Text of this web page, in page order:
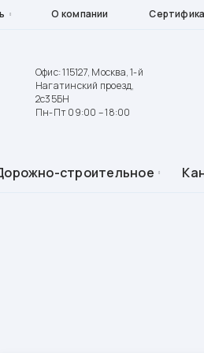
О компании
Офис: 115127, Москва, 1-й
Нагатинский проезд,
2с35БН
Пн-Пт 09:00 – 18:00
строительное